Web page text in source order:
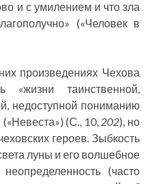
и с умилением и что зла
(«Человек в
произведениях Чехова
«жизни таинственной,
недоступной пониманию
(С., 10, 202), но
героев. Зыбкость
луны и его волшебное
(часто